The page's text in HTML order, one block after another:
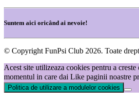
Suntem aici oricând ai nevoie!
© Copyright FunPsi Club 2026. Toate
Acest site utilizeaza cookies pentru a
momentul in care dai Like paginii noastre
Politica de utilizare a modulelor cookies